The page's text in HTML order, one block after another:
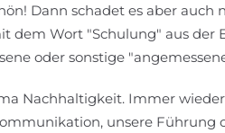
Dann schadet es aber auch
dem Wort "Schulung" aus der
oder sonstige
Nachhaltigkeit. Immer
unsere